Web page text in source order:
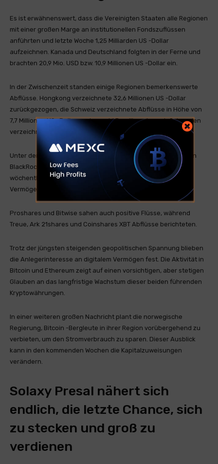
Es ist erwähnenswert, dass die Vereinigten Staaten alle Regionen
mit einer großen Marge an institutionellen Fondszuflüssen
anführten und letzte Woche 1,25 Milliarden US -Dollar
aufzeichnen. Kanada und Deutschland folgten in der Ferne und
brachten 20,9 Mio. USD bzw. 10,9 Millionen US -Dollar ein.
In der Zwischenzeit standen einige Regionen bemerkenswerte
Abflüsse. Hongkong verzeichnete 32,6 Millionen US -Dollar
zurückgezogen, die Schweiz verzeichnete Abflüsse in Höhe von
7,7 Millionen US -Dollar, und sowohl Brasilien als auch Schweden
verzeichneten ebenfalls negative Zahlen.
Unter den Fondsanbietern führte der Ishares Bitcoin Trust von
BlackRock in den USA mit 1,28 Milliarden US -Dollar an
wöchentlichen Zuflüssen und hat nun verwaltete
Vermögenswerte in Höhe von 74,6 Milliarden US -Dollar.
Proshares und Bitwise sahen auch positive Flüsse, während
Treue, Ark 21shares und Coinshares XBT Abflüsse berichteten.
Trotz der jüngsten steigenden geopolitischen Spannung blieben
die Anlegerinteresse an digitalem Vermögen fest. Die Aktivität in
Bitcoin und Ethereum zeigt auf einen vorsichtigen, aber stetigen
Glauben an das langfristige Wachstum dieser beiden führenden
Kryptowährungen.
In einer weiteren großen Nachricht plant die norwegische
Regierung, Bitcoin -Bergleute in ihrer Region vorübergehend zu
verbieten, um den Stromverbrauch zu sparen. Dieser Ausblick
kann in den kommenden Wochen die Kapitalzuweisungen
verändern.
Solaxy Presal nähert sich
endlich, die letzte Chance, sich
zu stecken und groß zu
verdienen